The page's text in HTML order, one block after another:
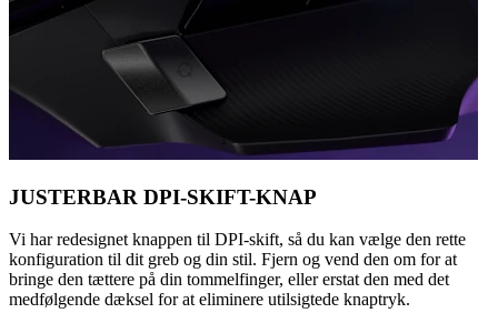
JUSTERBAR DPI-SKIFT-KNAP
Vi har redesignet knappen til DPI-skift, så du kan vælge den rette
konfiguration til dit greb og din stil. Fjern og vend den om for at
bringe den tættere på din tommelfinger, eller erstat den med det
medfølgende dæksel for at eliminere utilsigtede knaptryk.